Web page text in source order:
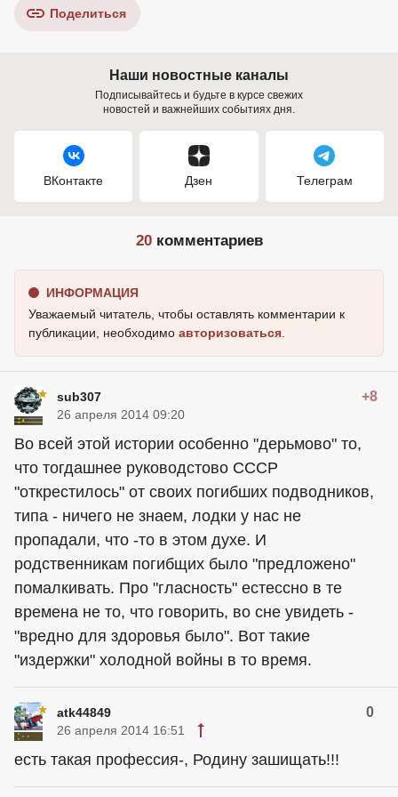
Поделиться
Наши новостные каналы
Подписывайтесь и будьте в курсе свежих
новостей и важнейших событиях дня.
ВКонтакте Дзен Телеграм
20комментариев
ИНФОРМАЦИЯ
Уважаемый читатель, чтобы оставлять комментарии к
публикации, необходимо авторизоваться
sub307 +8
26 апреля 2014 09:20
Во всей этой истории особенно "дерьмово" то,
что тогдашнее руководстово СССР
"открестилось" от своих погибших подводников,
типа - ничего не знаем, лодки у нас не
пропадали, что -то в этом духе. И
родственникам погибщих было "предложено"
помалкивать. Про "гласность" естессно в те
времена не то, что говорить, во сне увидеть -
"вредно для здоровья было". Вот такие
"издержки" холодной войны в то время.
atk44849 0
26 апреля 2014 16:51
есть такая профессия-, Родину зашищать!!!